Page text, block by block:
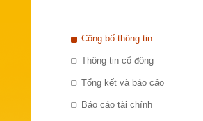
Công bố thông tin
Thông tin cổ đông
Tổng kết và báo cáo
Báo cáo tài chính